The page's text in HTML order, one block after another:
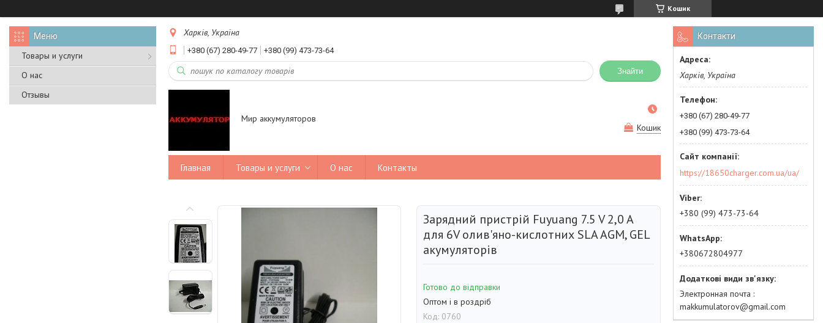
Кошик
Товары и услуги
О нас
Отзывы
Харків, Україна
+380 (67) 280-49-77 +380 (99) 473-73-64
Знайти
Мир аккумуляторов
Кошик
Главная Товары и услуги О нас Контакты
Зарядний пристрій Fuyuang 7.5 V 2,0 A
для 6V олив'яно-кислотних SLA AGM, GEL
акумуляторів
Готово до відправки
Оптом і в роздріб
Код: 0760
Контакти
Харків, Україна
+380 (67) 280-49-77
+380 (99) 473-73-64
https://18650charger.com.ua/ua/
+380 (99) 473-73-64
+380672804977
Электронная почта
makkumulatorov@gmail.com